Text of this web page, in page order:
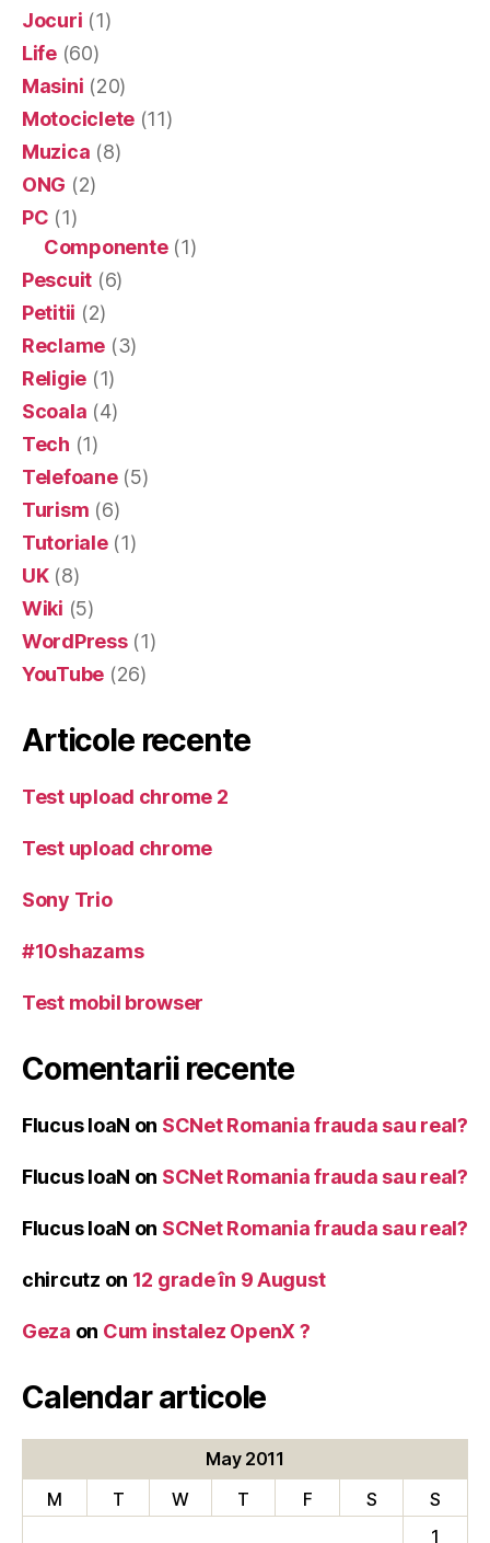
Jocuri (1)
Life(60)
Masini (20)
Motociclete (11)
Muzica (8)
ONG (2)
PC (1)
Componente(1)
Pescuit (6)
Petitii (2)
Reclame (3)
Religie (1)
Scoala (4)
Tech (1)
Telefoane(5)
Turism (6)
Tutoriale(1)
UK(8)
Wiki (5)
WordPress(1)
YouTube (26)
Articole recente
Test upload chrome 2
Test upload chrome
Sony Trio
#10shazams
Test mobil browser
Comentarii recente
Flucus IoaN on SCNet Romania frauda sau real?
Flucus IoaN on SCNet Romania frauda sau real?
Flucus IoaN on SCNet Romania frauda sau real?
chircutz on 12 grade în 9 August
Geza on Cum instalez OpenX ?
Calendar articole
May 2011
M
T W T F S
S
1